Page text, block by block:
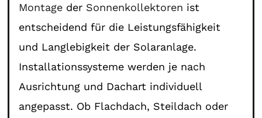
Montage der Sonnenkollektoren ist
entscheidend für die Leistungsfähigkeit
und Langlebigkeit der Solaranlage.
Installationssysteme werden je nach
Ausrichtung und Dachart individuell
angepasst. Ob Flachdach, Steildach oder